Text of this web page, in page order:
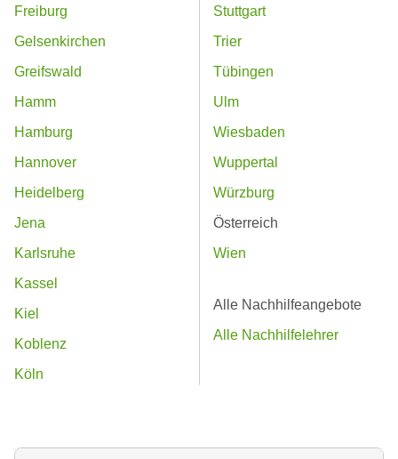
Freiburg
Gelsenkirchen
Greifswald
Hamm
Hamburg
Hannover
Heidelberg
Jena
Karlsruhe
Kassel
Kiel
Koblenz
Köln
Stuttgart
Trier
Tübingen
Ulm
Wiesbaden
Wuppertal
Würzburg
Österreich
Wien
Alle Nachhilfeangebote
Alle Nachhilfelehrer